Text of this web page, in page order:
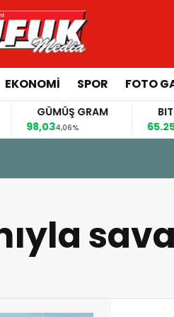
EKONOMI SPOR FOTO
GRAM
4,06%
BITCOIN
65.255,00
1,34%